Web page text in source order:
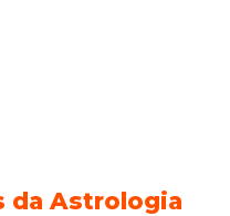
da Astrologia